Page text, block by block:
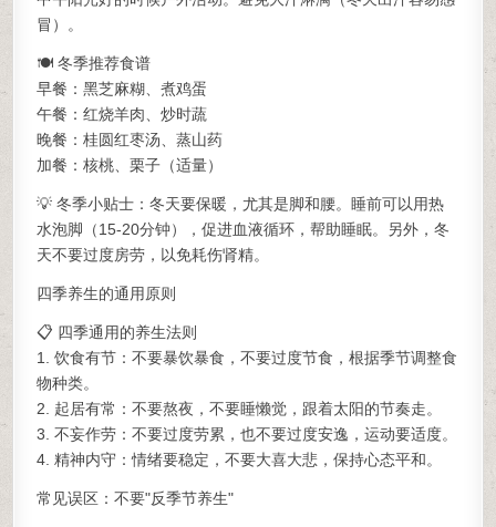
冒）。
🍽️ 冬季推荐食谱
早餐：黑芝麻糊、煮鸡蛋
午餐：红烧羊肉、炒时蔬
晚餐：桂圆红枣汤、蒸山药
加餐：核桃、栗子（适量）
💡 冬季小贴士：冬天要保暖，尤其是脚和腰。睡前可以用热
水泡脚（15-20分钟），促进血液循环，帮助睡眠。另外，冬
天不要过度房劳，以免耗伤肾精。
四季养生的通用原则
📋 四季通用的养生法则
1. 饮食有节：不要暴饮暴食，不要过度节食，根据季节调整食
物种类。
2. 起居有常：不要熬夜，不要睡懒觉，跟着太阳的节奏走。
3. 不妄作劳：不要过度劳累，也不要过度安逸，运动要适度。
4. 精神内守：情绪要稳定，不要大喜大悲，保持心态平和。
常见误区：不要"反季节养生"